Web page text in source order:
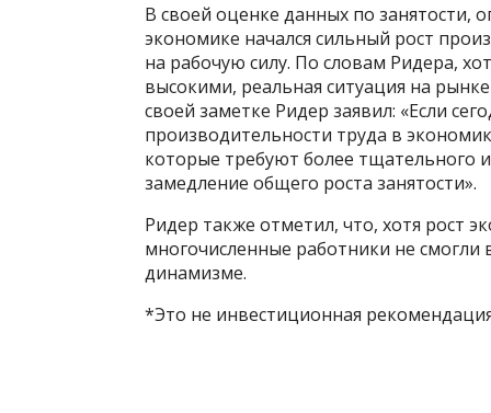
В своей оценке данных по занятости,
экономике начался сильный рост
на рабочую силу. По словам Ридера,
высокими, реальная ситуация на
своей заметке Ридер заявил: «Если
производительности труда в
которые требуют более тщательного
замедление общего роста занятости».
Ридер также отметил, что, хотя рост
многочисленные работники не смогли
динамизме.
*Это не инвестиционная